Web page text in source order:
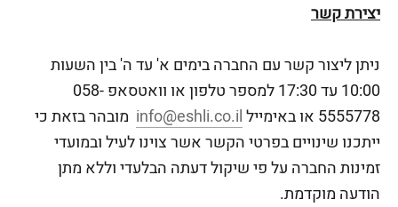
יצירת קשר
ניתן ליצור קשר עם החברה בימים א' עד ה' בין השעות
10:00 עד 17:30 למספר טלפון או וואטסאפ 058-
5555778 או באימייל
info@eshli.co.il מובהר בזאת כי
ייתכנו שינויים בפרטי הקשר אשר צוינו לעיל ובמועדי
זמינות החברה על פי שיקול דעתה הבלעדי וללא מתן
הודעה מוקדמת.